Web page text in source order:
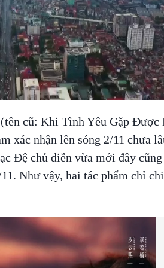
cũ: Khi Tình Yêu Gặp Được
xác nhận lên sóng 2/11 chưa
Đệ chủ diễn vừa mới đây cũng
Như vậy, hai tác phẩm chỉ